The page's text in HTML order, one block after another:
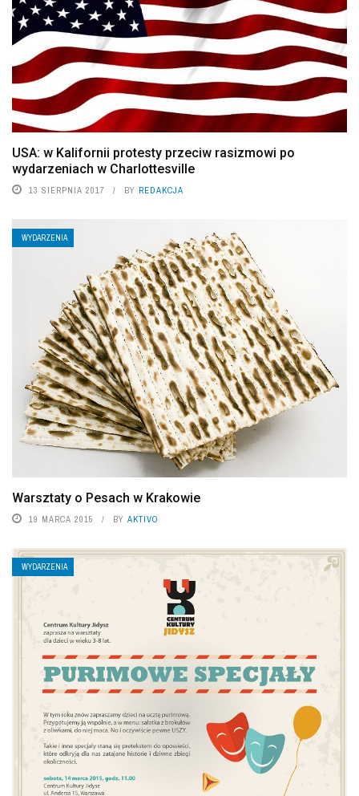
USA: w Kalifornii protesty przeciw rasizmowi po
wydarzeniach w Charlottesville
13 SIERPNIA 2017 BY REDAKCJA
WYDARZENIA
Warsztaty o Pesach w Krakowie
19 MARCA 2015 BY AKTIVO
WYDARZENIA